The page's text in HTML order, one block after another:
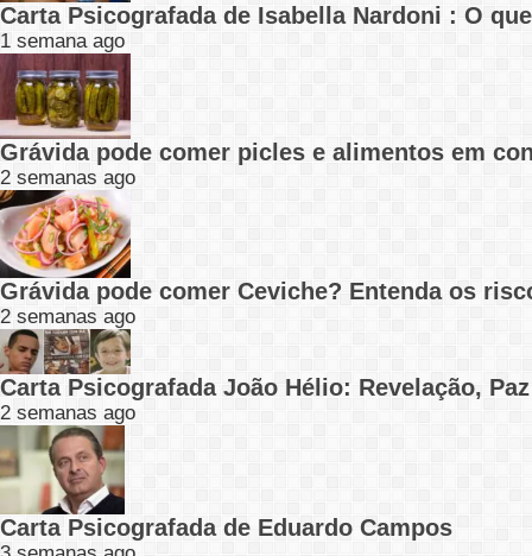
Carta Psicografada de Isabella Nardoni : O
1 semana ago
Grávida pode comer picles e alimentos em
2 semanas ago
Grávida pode comer Ceviche? Entenda os
2 semanas ago
Carta Psicografada João Hélio: Revelação,
2 semanas ago
Carta Psicografada de Eduardo Campos